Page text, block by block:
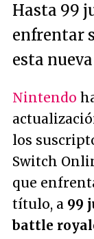
Hasta 99
enfrentar
esta
Nintendo
los
Switch
que
título, a 99
battle